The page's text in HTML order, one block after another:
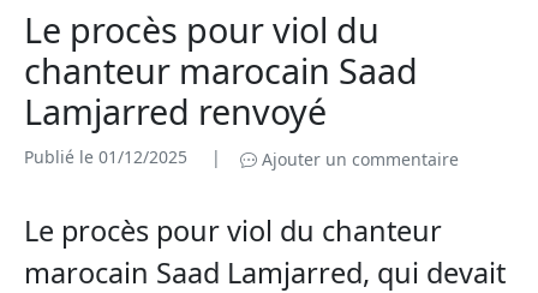
Le procès pour viol du
chanteur marocain Saad
Lamjarred renvoyé
Publié le 01/12/2025 | Ajouter un commentaire
Le procès pour viol du chanteur
marocain Saad Lamjarred, qui devait